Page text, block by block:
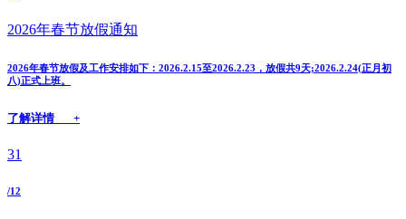
2026年春节放假通知
2026年春节放假及工作安排如下：2026.2.15至2026.2.23，放假共9天;2026.2.24(正月初
八)正式上班。
了解详情 +
31
/12